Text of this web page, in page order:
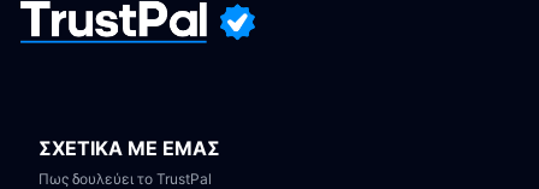
ΣΧΕΤΙΚΑ ΜΕ ΕΜΑΣ
Πως δουλεύει το TrustPal